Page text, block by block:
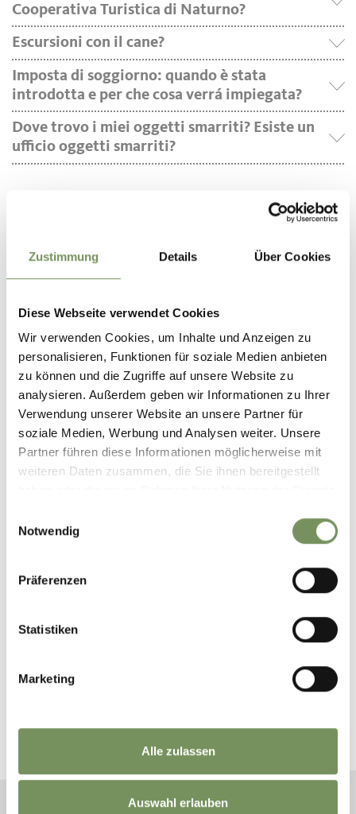
Zustimmung Details Über Cookies
Diese Webseite verwendet Cookies
Wir verwenden Cookies, um Inhalte und Anzeigen zu
personalisieren, Funktionen für soziale Medien anbieten
zu können und die Zugriffe auf unsere Website zu
analysieren. Außerdem geben wir Informationen zu Ihrer
Verwendung unserer Website an unsere Partner für
soziale Medien, Werbung und Analysen weiter. Unsere
Partner führen diese Informationen möglicherweise mit
weiteren Daten zusammen, die Sie ihnen bereitgestellt
Notwendig
Präferenzen
Statistiken
Marketing
Alle zulassen
Auswahl erlauben
Ricerca alloggi
Cooperativa Turistica di Naturno?
Escursioni con il cane?
Imposta di soggiorno: quando è stata
introdotta e per che cosa verrá impiegata?
Dove trovo i miei oggetti smarriti? Esiste un
ufficio oggetti smarriti?
SCOPRI NATURNO & PLAUS
SCOPRIRE L'ALTO ADIGE
CON CANE
ALPENPLUS ÖTZI
PRENOTA LA TUA VACANZA A